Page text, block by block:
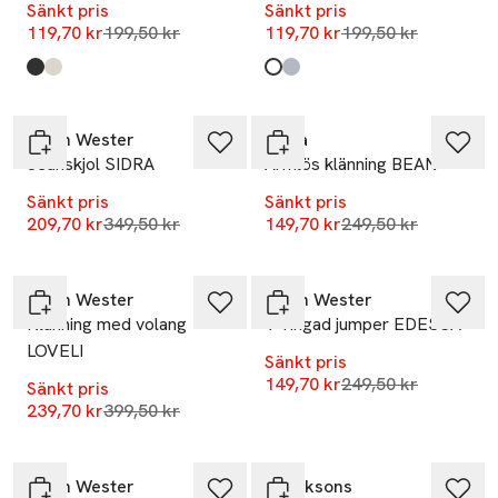
Sänkt pris
119,70 krLägsta pris 30 dagar
199,50 kr
Produkten finns i färgerna:
Black
Dots
Sänkt pris
119,70 krLägsta pris 30
199,50 kr
Produkten finns i färgerna:
Beige Stripe
Blue Stripe
Carin Wester
Jeanskjol SIDRA
Sänkt pris
209,70 krLägsta pris 30 dagar
349,50 kr
Wera
Ärmlös klänning BEAN
Sänkt pris
149,70 krLägsta pris 30
249,50 kr
Carin Wester
Klänning med volang
LOVELI
Sänkt pris
239,70 krLägsta pris 30 dagar
399,50 kr
Carin Wester
V-ringad jumper EDESSA
Sänkt pris
149,70 krLägsta pris 30
249,50 kr
Carin Wester
Didriksons